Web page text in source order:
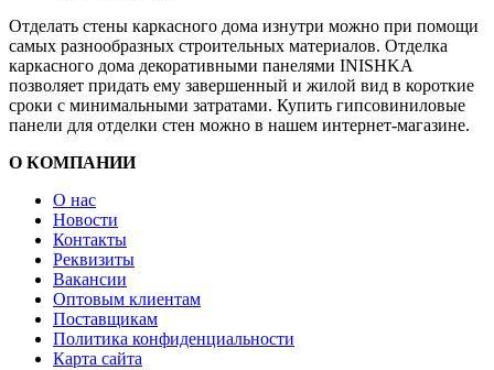
Отделать стены каркасного дома изнутри можно при помощи
самых разнообразных строительных материалов. Отделка
каркасного дома декоративными панелями INISHKA
позволяет придать ему завершенный и жилой вид в короткие
сроки с минимальными затратами. Купить гипсовиниловые
панели для отделки стен можно в нашем интернет-магазине.
О КОМПАНИИ
О нас
Новости
Контакты
Реквизиты
Вакансии
Оптовым клиентам
Поставщикам
Политика конфиденциальности
Карта сайта